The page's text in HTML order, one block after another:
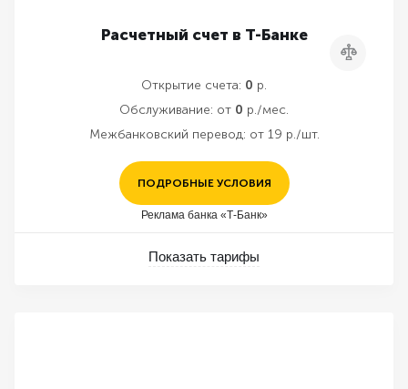
Расчетный счет в Т-Банке
Сравнить
Открытие счета: 0 р.
Обслуживание: от 0 р./мес.
Межбанковский перевод: от 19 р./шт.
ПОДРОБНЫЕ УСЛОВИЯ
Реклама банка «Т-Банк»
Показать тарифы